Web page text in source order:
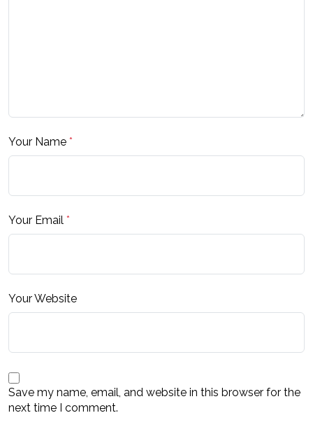
Your Name *
Your Email *
Your Website
Save my name, email, and website in this browser for the
next time I comment.